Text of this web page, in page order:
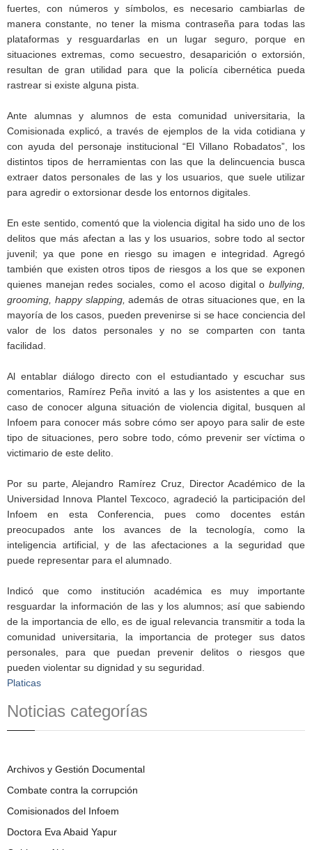
fuertes, con números y símbolos, es necesario cambiarlas de
manera constante, no tener la misma contraseña para todas las
plataformas y resguardarlas en un lugar seguro, porque en
situaciones extremas, como secuestro, desaparición o extorsión,
resultan de gran utilidad para que la policía cibernética pueda
rastrear si existe alguna pista.
Ante alumnas y alumnos de esta comunidad universitaria, la
Comisionada explicó, a través de ejemplos de la vida cotidiana y
con ayuda del personaje institucional “El Villano Robadatos”, los
distintos tipos de herramientas con las que la delincuencia busca
extraer datos personales de las y los usuarios, que suele utilizar
para agredir o extorsionar desde los entornos digitales.
En este sentido, comentó que la violencia digital ha sido uno de los
delitos que más afectan a las y los usuarios, sobre todo al sector
juvenil; ya que pone en riesgo su imagen e integridad. Agregó
también que existen otros tipos de riesgos a los que se exponen
quienes manejan redes sociales, como el acoso digital o bullying,
grooming, happy slapping,además de otras situaciones que, en la
mayoría de los casos, pueden prevenirse si se hace conciencia del
valor de los datos personales y no se comparten con tanta
facilidad.
Al entablar diálogo directo con el estudiantado y escuchar sus
comentarios, Ramírez Peña invitó a las y los asistentes a que en
caso de conocer alguna situación de violencia digital, busquen al
Infoem para conocer más sobre cómo ser apoyo para salir de este
tipo de situaciones, pero sobre todo, cómo prevenir ser víctima o
victimario de este delito.
Por su parte, Alejandro Ramírez Cruz, Director Académico de la
Universidad Innova Plantel Texcoco, agradeció la participación del
Infoem en esta Conferencia, pues como docentes están
preocupados ante los avances de la tecnología, como la
inteligencia artificial, y de las afectaciones a la seguridad que
puede representar para el alumnado.
Indicó que como institución académica es muy importante
resguardar la información de las y los alumnos; así que sabiendo
de la importancia de ello, es de igual relevancia transmitir a toda la
comunidad universitaria, la importancia de proteger sus datos
personales, para que puedan prevenir delitos o riesgos que
pueden violentar su dignidad y su seguridad.
Platicas
Noticias categorías
Archivos y Gestión Documental
Combate contra la corrupción
Comisionados del Infoem
Doctora Eva Abaid Yapur